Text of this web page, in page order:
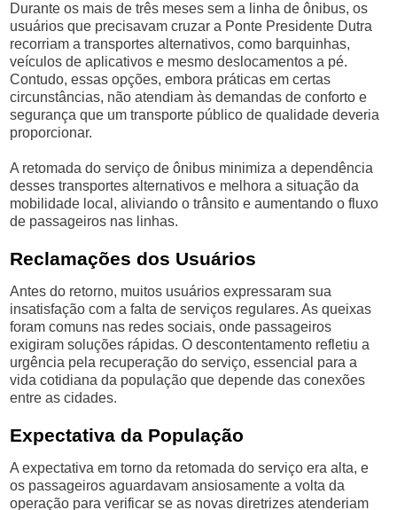
Durante os mais de três meses sem a linha de ônibus, os
usuários que precisavam cruzar a Ponte Presidente Dutra
recorriam a transportes alternativos, como barquinhas,
veículos de aplicativos e mesmo deslocamentos a pé.
Contudo, essas opções, embora práticas em certas
circunstâncias, não atendiam às demandas de conforto e
segurança que um transporte público de qualidade deveria
proporcionar.
A retomada do serviço de ônibus minimiza a dependência
desses transportes alternativos e melhora a situação da
mobilidade local, aliviando o trânsito e aumentando o fluxo
de passageiros nas linhas.
Reclamações dos Usuários
Antes do retorno, muitos usuários expressaram sua
insatisfação com a falta de serviços regulares. As queixas
foram comuns nas redes sociais, onde passageiros
exigiram soluções rápidas. O descontentamento refletiu a
urgência pela recuperação do serviço, essencial para a
vida cotidiana da população que depende das conexões
entre as cidades.
Expectativa da População
A expectativa em torno da retomada do serviço era alta, e
os passageiros aguardavam ansiosamente a volta da
operação para verificar se as novas diretrizes atenderiam